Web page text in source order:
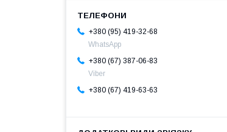
+380 (95) 419-32-68
WhatsApp
+380 (67) 387-06-83
Viber
+380 (67) 419-63-63